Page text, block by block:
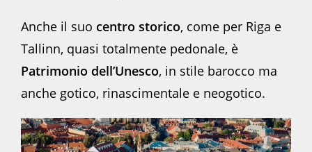
Anche il suo centro storico, come per Riga e
Tallinn, quasi totalmente pedonale, è
Patrimonio dell’Unesco, in stile barocco ma
anche gotico, rinascimentale e neogotico.